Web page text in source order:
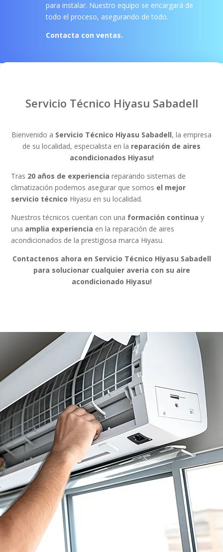
para instalar. Nuestro equipo se encargará de
todo el proceso, asegurando de todo.
Contacta con ventas.
Servicio Técnico Hiyasu Sabadell
Bienvenido a Servicio Técnico Hiyasu Sabadell, la empresa
de su localidad, especialista en la reparación de aires
acondicionados Hiyasu!
Tras 20 años de experiencia reparando sistemas de
climatización podemos asegurar que somos el mejor
servicio técnico Hiyasu en su localidad.
Nuestros técnicos cuentan con una formación continua y
una amplia experiencia en la reparación de aires
acondicionados de la prestigiosa marca Hiyasu.
Contactenos ahora en Servicio Técnico Hiyasu Sabadell
para solucionar cualquier averia con su aire
acondicionado Hiyasu!